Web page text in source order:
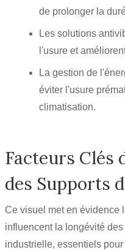
de prolonger la
Les solutions
l'usure et
La gestion de
éviter l'usure
climatisation.
Facteurs Clés
des Supports
Ce visuel met en évidence
influencent la longévité
industrielle, essentiels